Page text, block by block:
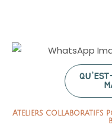
Ateliers collaboratifs